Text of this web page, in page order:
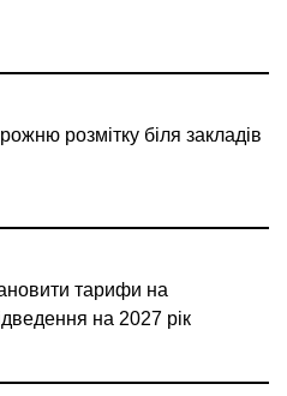
розмітку біля закладів
тарифи на
на 2027 рік